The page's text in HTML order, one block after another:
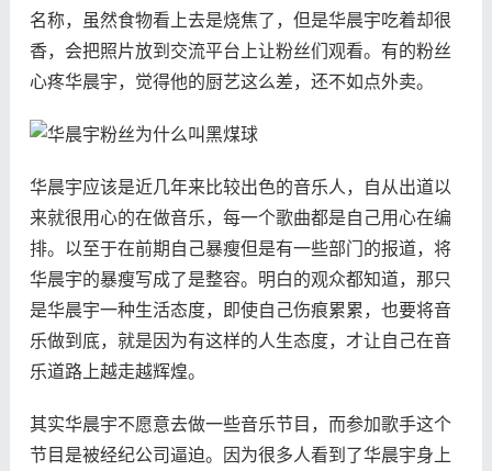
名称，虽然食物看上去是烧焦了，但是华晨宇吃着却很
香，会把照片放到交流平台上让粉丝们观看。有的粉丝
心疼华晨宇，觉得他的厨艺这么差，还不如点外卖。
华晨宇应该是近几年来比较出色的音乐人，自从出道以
来就很用心的在做音乐，每一个歌曲都是自己用心在编
排。以至于在前期自己暴瘦但是有一些部门的报道，将
华晨宇的暴瘦写成了是整容。明白的观众都知道，那只
是华晨宇一种生活态度，即使自己伤痕累累，也要将音
乐做到底，就是因为有这样的人生态度，才让自己在音
乐道路上越走越辉煌。
其实华晨宇不愿意去做一些音乐节目，而参加歌手这个
节目是被经纪公司逼迫。因为很多人看到了华晨宇身上